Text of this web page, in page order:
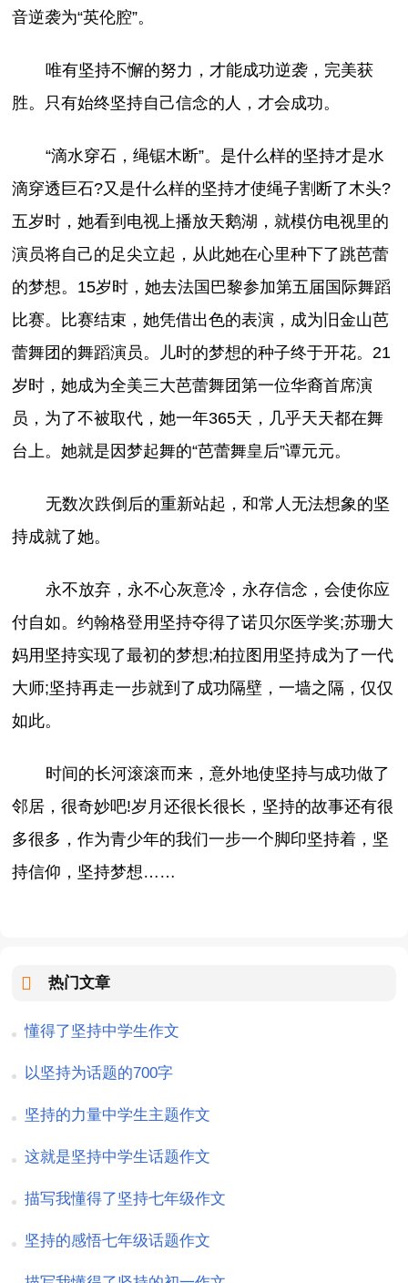
音逆袭为“英伦腔”。
唯有坚持不懈的努力，才能成功逆袭，完美获
胜。只有始终坚持自己信念的人，才会成功。
“滴水穿石，绳锯木断”。是什么样的坚持才是水
滴穿透巨石?又是什么样的坚持才使绳子割断了木头?
五岁时，她看到电视上播放天鹅湖，就模仿电视里的
演员将自己的足尖立起，从此她在心里种下了跳芭蕾
的梦想。15岁时，她去法国巴黎参加第五届国际舞蹈
比赛。比赛结束，她凭借出色的表演，成为旧金山芭
蕾舞团的舞蹈演员。儿时的梦想的种子终于开花。21
岁时，她成为全美三大芭蕾舞团第一位华裔首席演
员，为了不被取代，她一年365天，几乎天天都在舞
台上。她就是因梦起舞的“芭蕾舞皇后”谭元元。
无数次跌倒后的重新站起，和常人无法想象的坚
持成就了她。
永不放弃，永不心灰意冷，永存信念，会使你应
付自如。约翰格登用坚持夺得了诺贝尔医学奖;苏珊大
妈用坚持实现了最初的梦想;柏拉图用坚持成为了一代
大师;坚持再走一步就到了成功隔壁，一墙之隔，仅仅
如此。
时间的长河滚滚而来，意外地使坚持与成功做了
邻居，很奇妙吧!岁月还很长很长，坚持的故事还有很
多很多，作为青少年的我们一步一个脚印坚持着，坚
持信仰，坚持梦想……
热门文章
懂得了坚持中学生作文
以坚持为话题的700字
坚持的力量中学生主题作文
这就是坚持中学生话题作文
描写我懂得了坚持七年级作文
坚持的感悟七年级话题作文